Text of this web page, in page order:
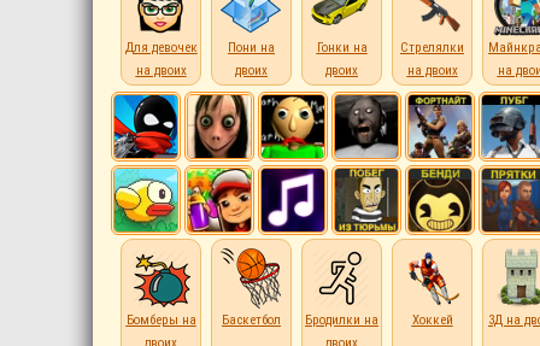
Для девочек
на двоих
Пони на
двоих
Гонки на
двоих
Стрелялки
на двоих
на
Бомберы на
Баскетбол
Бродилки на
Хоккей 3Д на